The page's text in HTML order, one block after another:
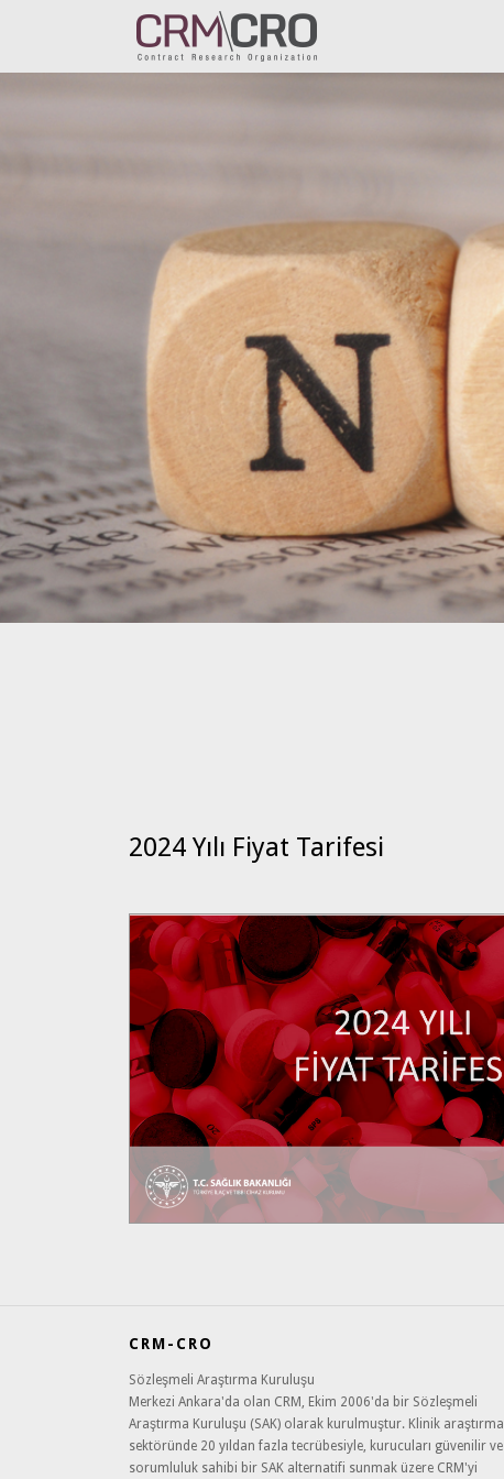
2024 Yılı Fiyat Tarifesi
CRM-CRO
Sözleşmeli Araştırma Kuruluşu
Merkezi Ankara'da olan CRM, Ekim 2006'da bir Sözleşmeli
Araştırma Kuruluşu (SAK) olarak kurulmuştur. Klinik araştırma
sektöründe 20 yıldan fazla tecrübesiyle, kurucuları güvenilir ve
sorumluluk sahibi bir SAK alternatifi sunmak üzere CRM'yi